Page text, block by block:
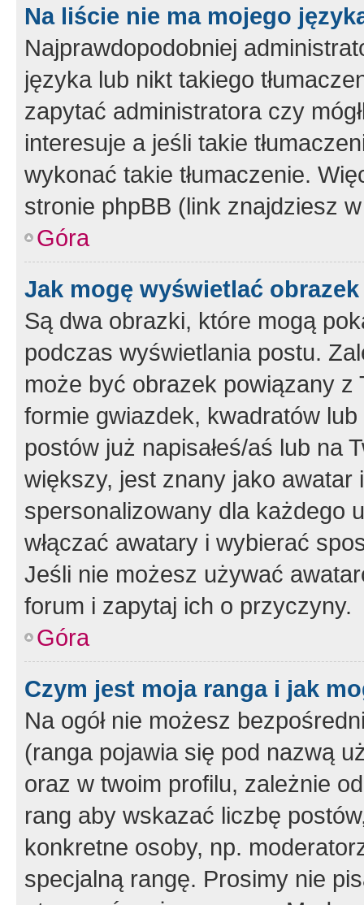
Na liście nie ma mojego
Najprawdopodobniej
języka lub nikt takiego
zapytać administratora czy
interesuje a jeśli takie
wykonać takie tłumaczenie.
stronie phpBB (link znajdziesz
Góra
Jak mogę wyświetlać
Są dwa obrazki, które mogą
podczas wyświetlania postu.
może być obrazek powiązany z
formie gwiazdek, kwadratów
postów już napisałeś/aś lub na
większy, jest znany jako
spersonalizowany dla każdego
włączać awatary i wybierać
Jeśli nie możesz używać
forum i zapytaj ich o przyczyny.
Góra
Czym jest moja ranga i jak
Na ogół nie możesz
(ranga pojawia się pod nazwą
oraz w twoim profilu, zależnie
rang aby wskazać liczbę
konkretne osoby, np.
specjalną rangę. Prosimy nie